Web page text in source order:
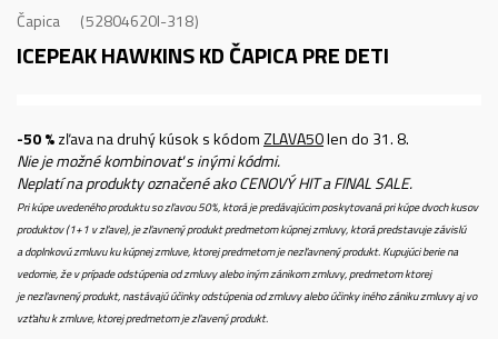
Čapica 52804620I-318
ICEPEAK HAWKINS KDČAPICA PRE DETI
-50 %zľava na druhý kúsok s kódomZLAVA50len do 31. 8.
Nie je možné kombinovať s inými kódmi.
Neplatí na produkty označené ako CENOVÝ HIT a FINAL SALE.
Pri kúpe uvedeného produktu so zľavou 50%, ktorá je predávajúcim poskytovaná pri kúpe dvoch kusov
produktov (1+1 v zľave), je zľavnený produkt predmetom kúpnej zmluvy, ktorá predstavuje závislú
a doplnkovú zmluvu ku kúpnej zmluve, ktorej predmetom je nezľavnený produkt. Kupujúci berie na
vedomie, že v prípade odstúpenia od zmluvy alebo iným zánikom zmluvy, predmetom ktorej
je nezľavnený produkt, nastávajú účinky odstúpenia od zmluvy alebo účinky iného zániku zmluvy aj vo
vzťahu k zmluve, ktorej predmetom je zľavený produkt.